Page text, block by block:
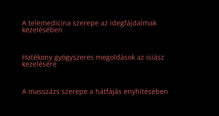
A telemedicina szerepe az idegfájdalmak
kezelésében
Hatékony gyógyszeres megoldások az isiász
kezelésére
A masszázs szerepe a hátfájás enyhítésében